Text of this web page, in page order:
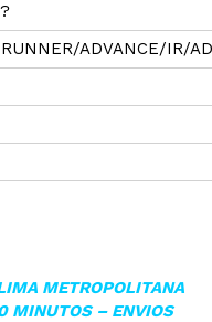
ADVANCE/IR/
METROPOLITANA
MINUTOS – ENVIOS